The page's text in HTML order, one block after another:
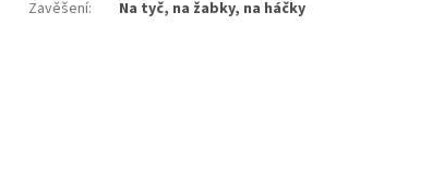
Zavěšení: Na tyč, na žabky, na háčky